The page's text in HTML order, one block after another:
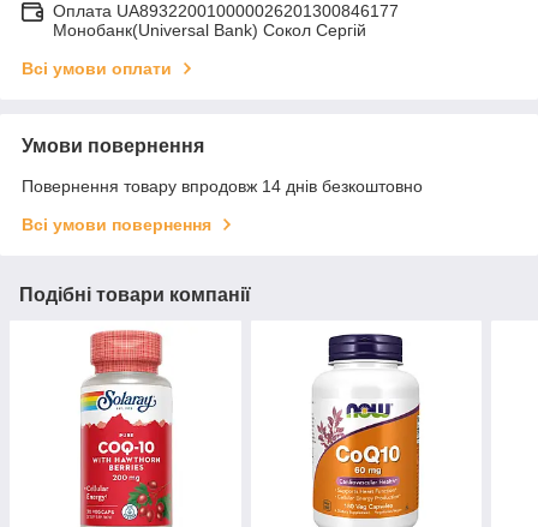
Оплата UA893220010000026201300846177
Монобанк(Universal Bank) Сокол Сергій
Всі умови оплати
Умови повернення
Повернення товару впродовж 14 днів безкоштовно
Всі умови повернення
Подібні товари компанії